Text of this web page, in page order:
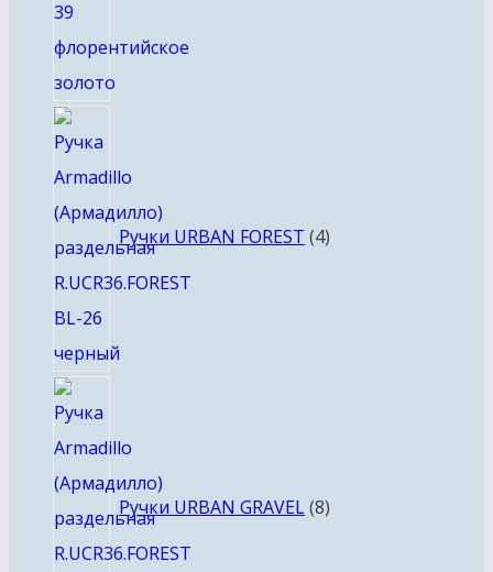
Ручки URBAN FOREST 4
Ручки URBAN GRAVEL 8